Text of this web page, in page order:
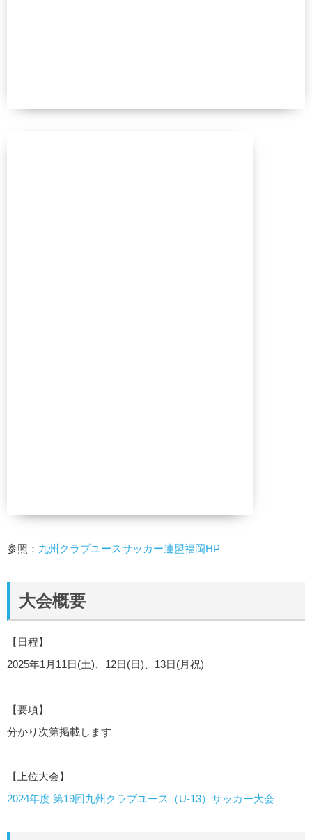
参照： 九州クラブユースサッカー連盟福岡HP
大会概要
【日程】
2025年1月11日(土)、12日(日)、13日(月祝)
【要項】
分かり次第掲載します
【上位大会】
2024年度 第19回九州クラブユース（U-13）サッカー大会